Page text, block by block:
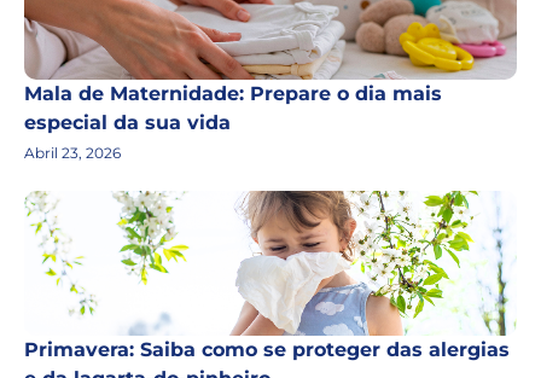
Mala de Maternidade: Prepare o dia mais
especial da sua vida
Abril 23, 2026
Primavera: Saiba como se proteger das alergias